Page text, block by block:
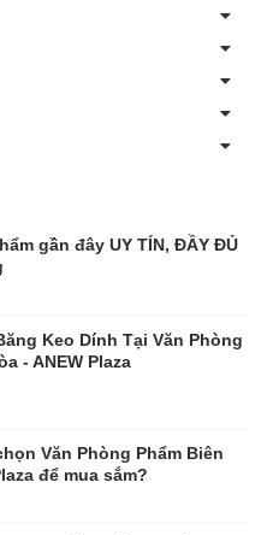
gần đây UY TÍN, ĐẦY ĐỦ
Keo Dính Tại Văn Phòng
- ANEW Plaza
Văn Phòng Phẩm Biên
để mua sắm?